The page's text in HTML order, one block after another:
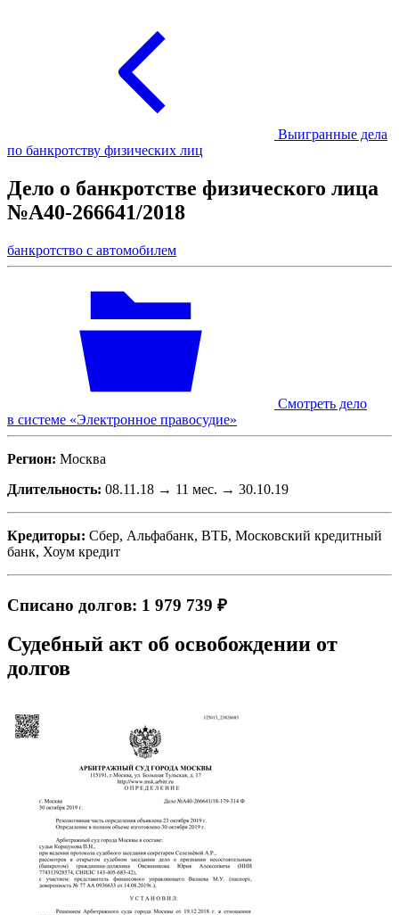
Выигранные дела
по банкротству физических лиц
Дело о банкротстве физического лица
№А40-266641/2018
банкротство с автомобилем
Смотреть дело
в системе «Электронное правосудие»
Регион: Москва
Длительность: 08.11.18 → 11 мес. → 30.10.19
Кредиторы: Сбер, Альфабанк, ВТБ, Московский кредитный
банк, Хоум кредит
Списано долгов: 1 979 739 ₽
Судебный акт об освобождении от
долгов